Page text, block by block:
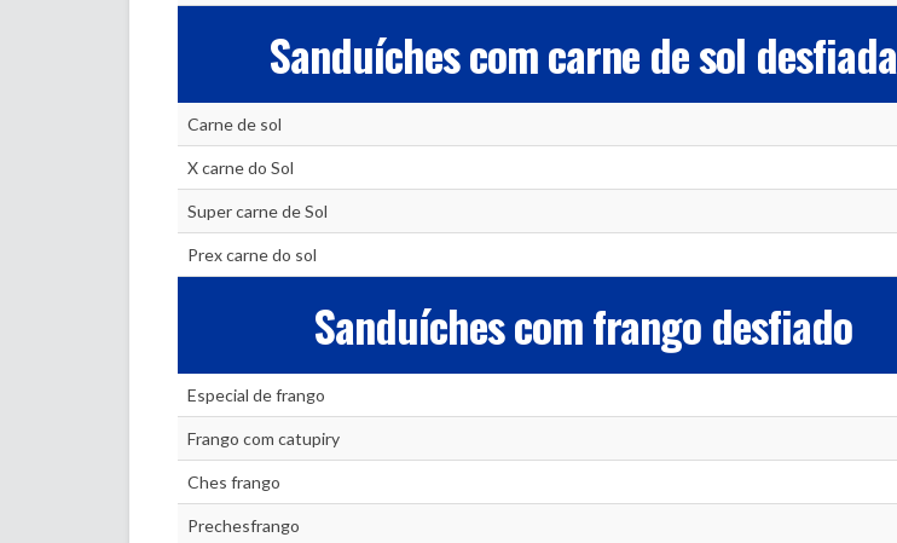
Sanduíches com carne de sol desfiada
Carne de sol
X carne do Sol
Super carne de Sol
Prex carne do sol
Sanduíches com frango desfiado
Especial de frango
Frango com catupiry
Ches frango
Prechesfrango